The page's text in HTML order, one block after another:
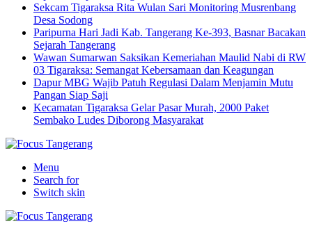
Sekcam Tigaraksa Rita Wulan Sari Monitoring Musrenbang
Desa Sodong
Paripurna Hari Jadi Kab. Tangerang Ke-393, Basnar Bacakan
Sejarah Tangerang
Wawan Sumarwan Saksikan Kemeriahan Maulid Nabi di RW
03 Tigaraksa: Semangat Kebersamaan dan Keagungan
Dapur MBG Wajib Patuh Regulasi Dalam Menjamin Mutu
Pangan Siap Saji
Kecamatan Tigaraksa Gelar Pasar Murah, 2000 Paket
Sembako Ludes Diborong Masyarakat
Menu
Search for
Switch skin